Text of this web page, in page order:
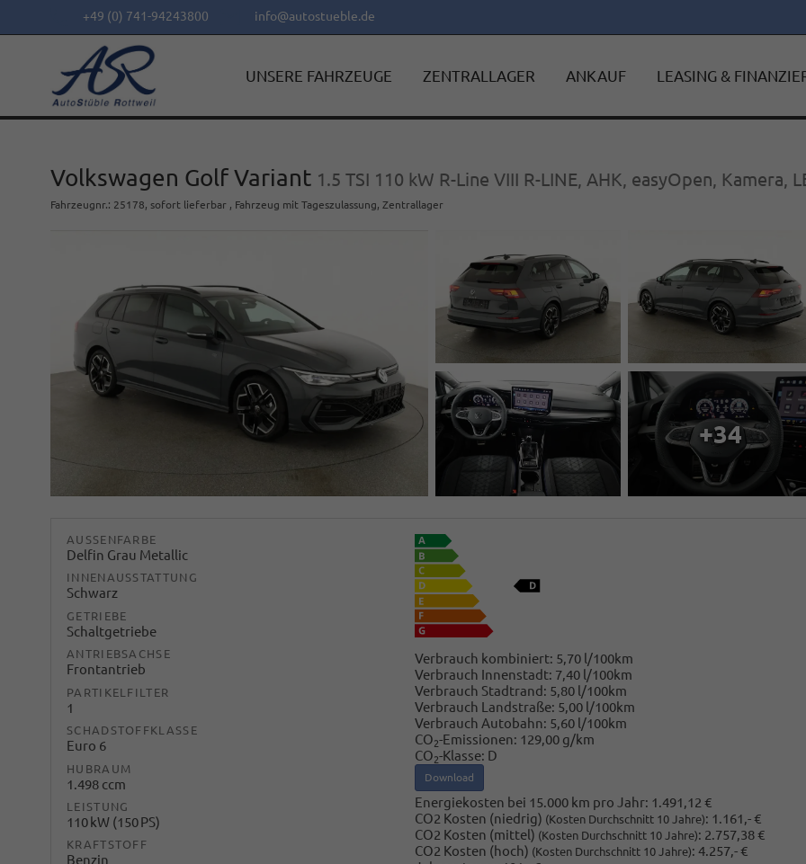
+49 (0) 741-94243800 info@autostueble.de
UNSERE FAHRZEUGE ZENTRALLAGER ANKAUF LEASING &
Volkswagen Golf Variant 1.5 TSI 110 kW R-Line VIII R-LINE, AHK, easyOpen, Kamera,
Fahrzeugnr.: 25178, sofort lieferbar , Fahrzeug mit Tageszulassung, Zentrallager
+34
AUSSENFARBE
Delfin Grau Metallic
INNENAUSSTATTUNG
Schwarz
GETRIEBE
Schaltgetriebe
ANTRIEBSACHSE
Frontantrieb
PARTIKELFILTER
1
SCHADSTOFFKLASSE
Euro 6
HUBRAUM
1.498 ccm
LEISTUNG
110 kW (150 PS)
KRAFTSTOFF
Benzin
Verbrauch kombiniert: 5,70 l/100km
Verbrauch Innenstadt: 7,40 l/100km
Verbrauch Stadtrand: 5,80 l/100km
Verbrauch Landstraße: 5,00 l/100km
Verbrauch Autobahn: 5,60 l/100km
CO2-Emissionen: 129,00 g/km
CO2-Klasse: D
Download
Energiekosten bei 15.000 km pro Jahr: 1.491,12 €
CO2 Kosten (niedrig) (Kosten Durchschnitt 10 Jahre): 1.161,- €
CO2 Kosten (mittel) (Kosten Durchschnitt 10 Jahre): 2.757,38 €
CO2 Kosten (hoch) (Kosten Durchschnitt 10 Jahre): 4.257,- €